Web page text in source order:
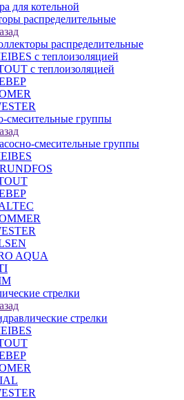
для котельной
распределительные
распределительные
с теплоизоляцией
с теплоизоляцией
смесительные группы
смесительные группы
AQUA
стрелки
стрелки